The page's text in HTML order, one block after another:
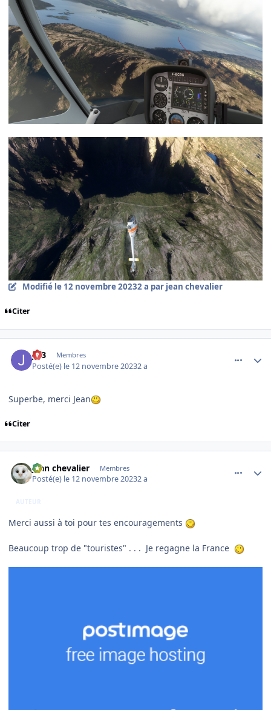
Modifié le 12 novembre 20232 a par jean chevalier
Citer
JPB Membres
Posté(e) le 12 novembre 20232 a
Superbe, merci Jean
Citer
jean chevalier Membres
Posté(e) le 12 novembre 20232 a
AUTEUR
Merci aussi à toi pour tes encouragements
Beaucoup trop de "touristes" . . . Je regagne la France